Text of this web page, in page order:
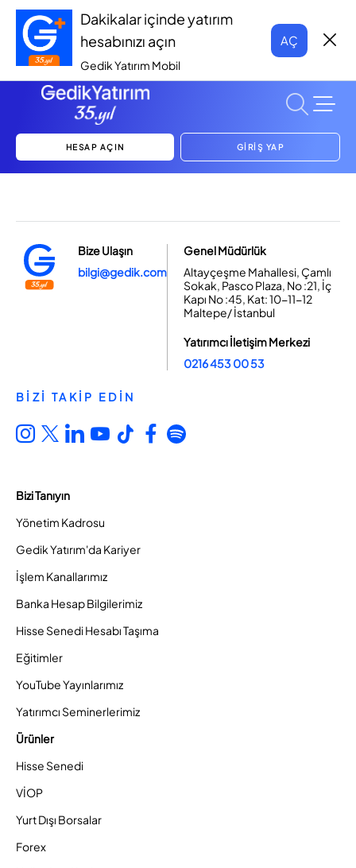
Dakikalar içinde yatırım
hesabınızı açın
Gedik Yatırım Mobil
AÇ
HESAP AÇIN GİRİŞ YAP
Bize Ulaşın
bilgi@gedik.com
Genel Müdürlük
Altayçeşme Mahallesi, Çamlı
Sokak, Pasco Plaza, No :21, İç
Kapı No :45, Kat: 10-11-12
Maltepe/ İstanbul
Yatırımcı İletişim Merkezi
0216 453 00 53
BİZİ TAKİP EDİN
Bizi Tanıyın
Yönetim Kadrosu
Gedik Yatırım'da Kariyer
İşlem Kanallarımız
Banka Hesap Bilgilerimiz
Hisse Senedi Hesabı Taşıma
Eğitimler
YouTube Yayınlarımız
Yatırımcı Seminerlerimiz
Ürünler
Hisse Senedi
VİOP
Yurt Dışı Borsalar
Forex